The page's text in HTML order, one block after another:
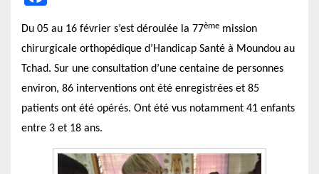
a
c
e
b
o
o
k
Du 05 au 16 février s’est déroulée la 77ème mission
chirurgicale orthopédique d’Handicap Santé à Moundou au
Tchad. Sur une consultation d’une centaine de personnes
environ, 86 interventions ont été enregistrées et 85
patients ont été opérés. Ont été vus notamment 41 enfants
entre 3 et 18 ans.